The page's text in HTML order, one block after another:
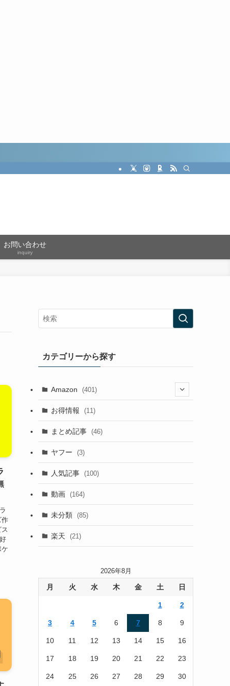
お問い合わせ
inquiry
作
カテゴリーから探す
Amazon (401)
(105)
(186)
お得情報 (11)
まとめ記事 (46)
ヤフー (3)
人気記事 (100)
動画 (164)
未分類 (85)
楽天 (21)
2026年8月
月 火 水 木 金 土 日
1 2
3 4 5 6 7 8 9
10 11 12 13 14 15 16
17 18 19 20 21 22 23
24 25 26 27 28 29 30